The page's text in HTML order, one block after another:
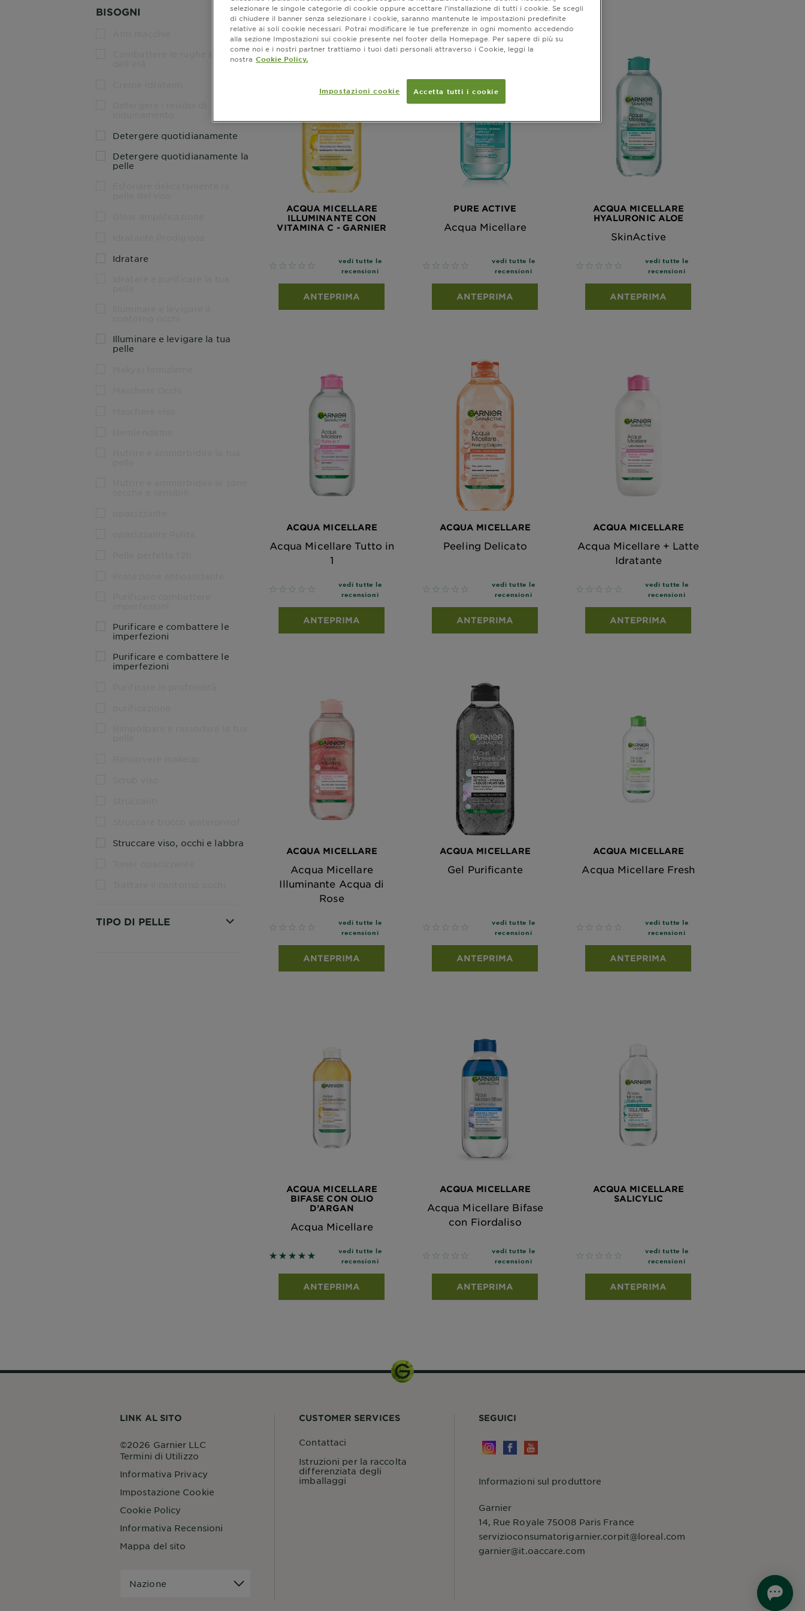
BISOGNI
Combattere le rughe e i segni
Detergere quotidianamente
Detergere quotidianamente la
pelle
Idratare
Illuminare e levigare la tua
pelle
Purificare e combattere le
imperfezioni
Purificare e combattere le
imperfezioni
Struccare viso, occhi e labbra
TIPO DI PELLE
ACQUA MICELLARE
ILLUMINANTE CON
VITAMINA C - GARNIER
No reviews
vedi tutte le
recensioni
ANTEPRIMA
PURE ACTIVE
Acqua Micellare
No reviews
vedi tutte le
recensioni
ANTEPRIMA
ACQUA MICELLARE
HYALURONIC ALOE
SkinActive
No reviews
vedi tutte le
recensioni
ANTEPRIMA
ACQUA MICELLARE
Acqua Micellare Tutto in
1
No reviews
vedi tutte le
recensioni
ANTEPRIMA
ACQUA MICELLARE
Peeling Delicato
No reviews
vedi tutte le
recensioni
ANTEPRIMA
ACQUA MICELLARE
Acqua Micellare + Latte
Idratante
No reviews
vedi tutte le
recensioni
ANTEPRIMA
ACQUA MICELLARE
Acqua Micellare
Illuminante Acqua di
Rose
No reviews
vedi tutte le
recensioni
ANTEPRIMA
ACQUA MICELLARE
Gel Purificante
No reviews
vedi tutte le
recensioni
ANTEPRIMA
ACQUA MICELLARE
Acqua Micellare Fresh
No reviews
vedi tutte le
recensioni
ANTEPRIMA
ACQUA MICELLARE
BIFASE CON OLIO
D’ARGAN
Acqua Micellare
5 out of 5 stars based on reviews
vedi tutte le
recensioni
ANTEPRIMA
ACQUA MICELLARE
Acqua Micellare Bifase
con Fiordaliso
No reviews
vedi tutte le
recensioni
ANTEPRIMA
ACQUA MICELLARE
SALICYLIC
No reviews
vedi tutte le
recensioni
ANTEPRIMA
LINK AL SITO
Termini di Utilizzo
Informativa Privacy
Impostazione Cookie
Cookie Policy
Informativa Recensioni
Mappa del sito
Nazione
©2026 Garnier LLC
CUSTOMER SERVICES
Contattaci
Istruzioni per la raccolta
differenziata degli
imballaggi
SEGUICI
Informazioni sul produttore
Garnier
14, Rue Royale 75008 Paris France
servizioconsumatorigarnier.corpit@loreal.com
garnier@it.oaccare.com
selezionare le singole categorie di cookie oppure accettare l’installazione di tutti i cookie. Se scegli
di chiudere il banner senza selezionare i cookie, saranno mantenute le impostazioni predefinite
relative ai soli cookie necessari. Potrai modificare le tue preferenze in ogni momento accedendo
alla sezione Impostazioni sui cookie presente nel footer della Homepage. Per sapere di più su
come noi e i nostri partner trattiamo i tuoi dati personali attraverso i Cookie, leggi la
nostra Cookie Policy.
Impostazioni cookie Accetta tutti i cookie